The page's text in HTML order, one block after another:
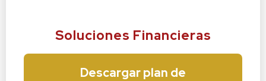
Soluciones Financieras
Descargar plan de